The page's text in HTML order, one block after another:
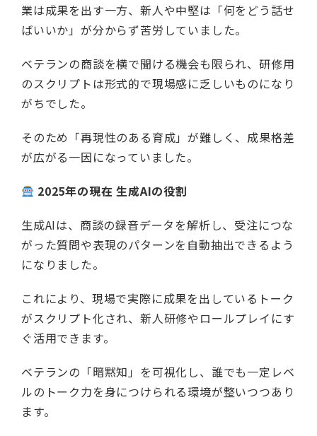
業は成果を出す一方、新人や中堅は「何をどう話せ
ばいいか」が分からず苦労していました。
ベテランの商談を横で聞ける機会も限られ、研修用
のスクリプトは形式的で現場感に乏しいものになり
がちでした。
そのため「再現性のある育成」が難しく、成果格差
が広がる一因になっていました。
2025年の現在 生成AIの役割
生成AIは、商談の録音データを解析し、受注につな
がった質問や表現のパターンを自動抽出できるよう
になりました。
これにより、現場で実際に成果を出しているトーク
がスクリプト化され、新人研修やロールプレイにす
ぐ活用できます。
ベテランの「暗黙知」を可視化し、誰でも一定レベ
ルのトーク力を身につけられる環境が整いつつあり
ます。